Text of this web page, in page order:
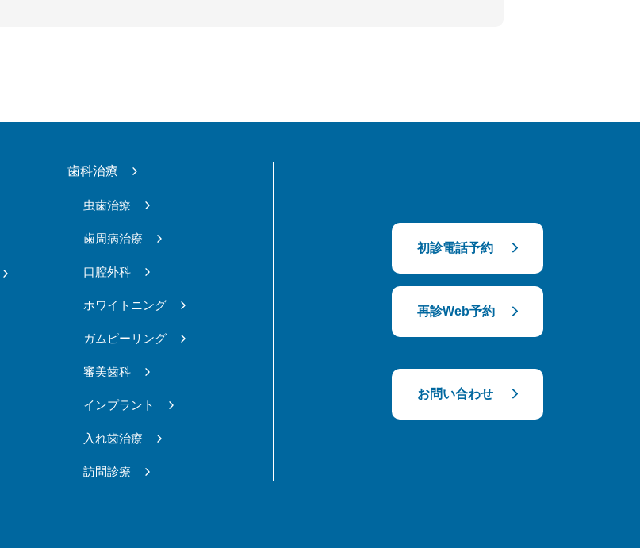
歯科治療
虫歯治療
歯周病治療
口腔外科
ホワイトニング
ガムピーリング
審美歯科
インプラント
入れ歯治療
訪問診療
初診電話予約
再診Web予約
お問い合わせ